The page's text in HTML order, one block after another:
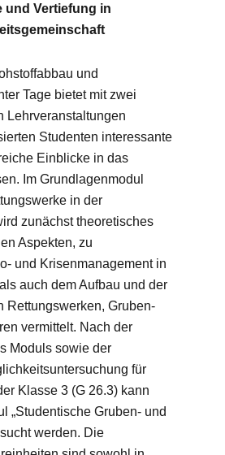
und Vertiefung in
und
Tage bietet mit zwei
Lehrveranstaltungen
Studenten interessante
Einblicke in das
Im Grundlagenmodul
in der
zunächst theoretisches
Aspekten, zu
und Krisenmanagement in
auch dem Aufbau und der
Rettungswerken, Gruben-
vermittelt. Nach der
Moduls sowie der
für
Klasse 3 (G 26.3) kann
„Studentische Gruben- und
werden. Die